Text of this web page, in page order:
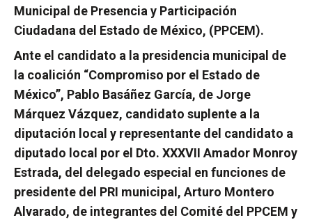
Municipal de Presencia y Participación
Ciudadana del Estado de México, (PPCEM).
Ante el candidato a la presidencia municipal de
la coalición “Compromiso por el Estado de
México”, Pablo Basáñez García, de Jorge
Márquez Vázquez, candidato suplente a la
diputación local y representante del candidato a
diputado local por el Dto. XXXVII Amador Monroy
Estrada, del delegado especial en funciones de
presidente del PRI municipal, Arturo Montero
Alvarado, de integrantes del Comité del PPCEM y